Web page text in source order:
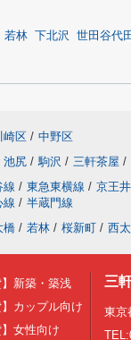
若林 下北沢 世田谷代田
崎区 / 中野区
池尻 / 駒沢 / 三軒茶屋 /
線 / 東急東横線 / 京王
線 / 半蔵門線
橋 / 若林 / 桜新町 / 西
】新築・築浅
】カップル向け
】女性向け
三
東京